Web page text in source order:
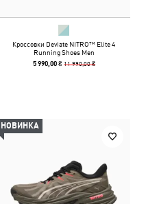
Кроссовки Deviate NITRO™ Elite 4
Running Shoes Men
5 990,00 ₴ 11 990,00 ₴
НОВИНКА